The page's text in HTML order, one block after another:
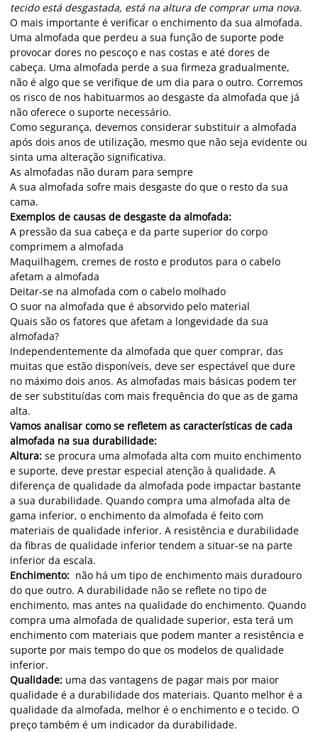
tecido está desgastada, está na altura de comprar uma nova.
O mais importante é verificar o enchimento da sua almofada.
Uma almofada que perdeu a sua função de suporte pode
provocar dores no pescoço e nas costas e até dores de
cabeça. Uma almofada perde a sua firmeza gradualmente,
não é algo que se verifique de um dia para o outro. Corremos
os risco de nos habituarmos ao desgaste da almofada que já
não oferece o suporte necessário.
Como segurança, devemos considerar substituir a almofada
após dois anos de utilização, mesmo que não seja evidente ou
sinta uma alteração significativa.
As almofadas não duram para sempre
A sua almofada sofre mais desgaste do que o resto da sua
cama.
Exemplos de causas de desgaste da almofada:
A pressão da sua cabeça e da parte superior do corpo
comprimem a almofada
Maquilhagem, cremes de rosto e produtos para o cabelo
afetam a almofada
Deitar-se na almofada com o cabelo molhado
O suor na almofada que é absorvido pelo material
Quais são os fatores que afetam a longevidade da sua
almofada?
Independentemente da almofada que quer comprar, das
muitas que estão disponíveis, deve ser espectável que dure
no máximo dois anos. As almofadas mais básicas podem ter
de ser substituídas com mais frequência do que as de gama
alta.
Vamos analisar como se refletem as características de cada
almofada na sua durabilidade:
Altura: se procura uma almofada alta com muito enchimento
e suporte, deve prestar especial atenção à qualidade. A
diferença de qualidade da almofada pode impactar bastante
a sua durabilidade. Quando compra uma almofada alta de
gama inferior, o enchimento da almofada é feito com
materiais de qualidade inferior. A resistência e durabilidade
da fibras de qualidade inferior tendem a situar-se na parte
inferior da escala.
Enchimento: não há um tipo de enchimento mais duradouro
do que outro. A durabilidade não se reflete no tipo de
enchimento, mas antes na qualidade do enchimento. Quando
compra uma almofada de qualidade superior, esta terá um
enchimento com materiais que podem manter a resistência e
suporte por mais tempo do que os modelos de qualidade
inferior.
Qualidade: uma das vantagens de pagar mais por maior
qualidade é a durabilidade dos materiais. Quanto melhor é a
qualidade da almofada, melhor é o enchimento e o tecido. O
preço também é um indicador da durabilidade.